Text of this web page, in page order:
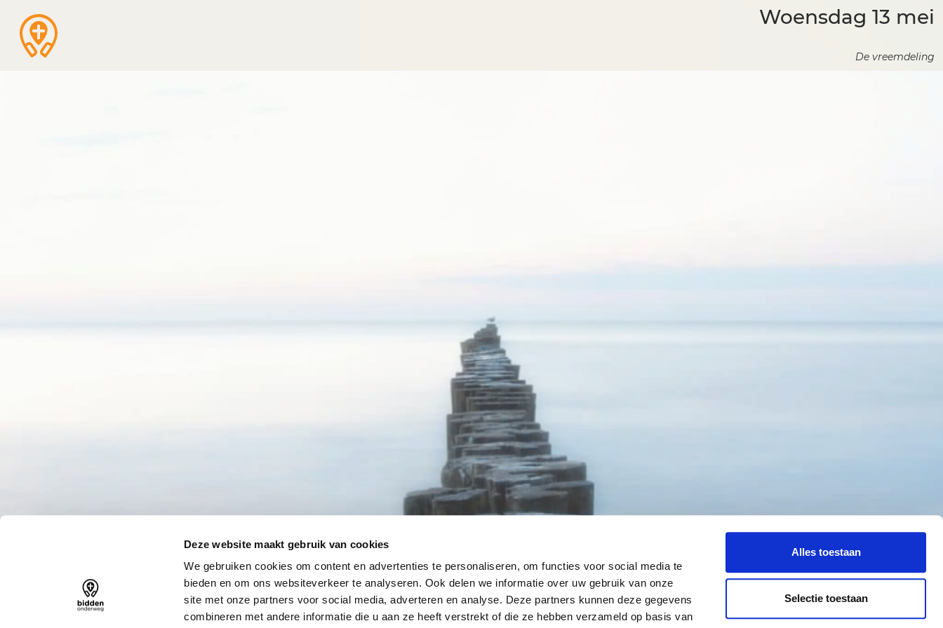
Deze website maakt gebruik van cookies
We gebruiken cookies om content en advertenties te personaliseren, om functies voor social media te
bieden en om ons websiteverkeer te analyseren. Ook delen we informatie over uw gebruik van onze
site met onze partners voor social media, adverteren en analyse. Deze partners kunnen deze gegevens
combineren met andere informatie die u aan ze heeft verstrekt of die ze hebben verzameld op basis van
Alles toestaan
Selectie toestaan
Woensdag 13 mei
De vreemdeling